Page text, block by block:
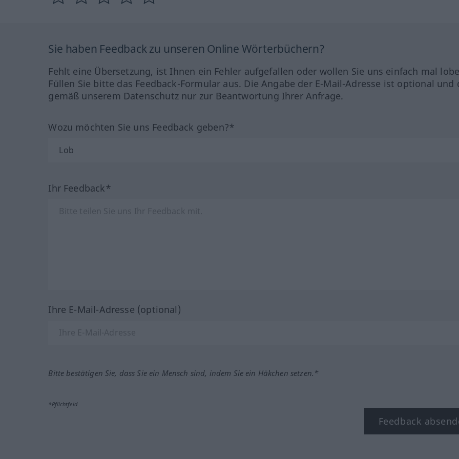
Sie haben Feedback zu unseren Online Wörterbüchern?
Fehlt eine Übersetzung, ist Ihnen ein Fehler aufgefallen oder wollen Sie uns einfach mal
Füllen Sie bitte das Feedback-Formular aus. Die Angabe der E-Mail-Adresse ist optional und
gemäß unserem Datenschutz nur zur Beantwortung Ihrer Anfrage.
Wozu möchten Sie uns Feedback geben?*
Ihr Feedback*
Ihre E-Mail-Adresse (optional)
Bitte bestätigen Sie, dass Sie ein Mensch sind, indem Sie ein Häkchen setzen.*
*Pflichtfeld
Feedback